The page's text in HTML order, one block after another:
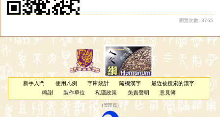
瀏覽次數: 3765
新手入門 使用凡例 字庫統計 隨機漢字
最近被搜索的漢字
鳴謝
製作單位 私隱政策 免責聲明 意見簿
（管理員 ）